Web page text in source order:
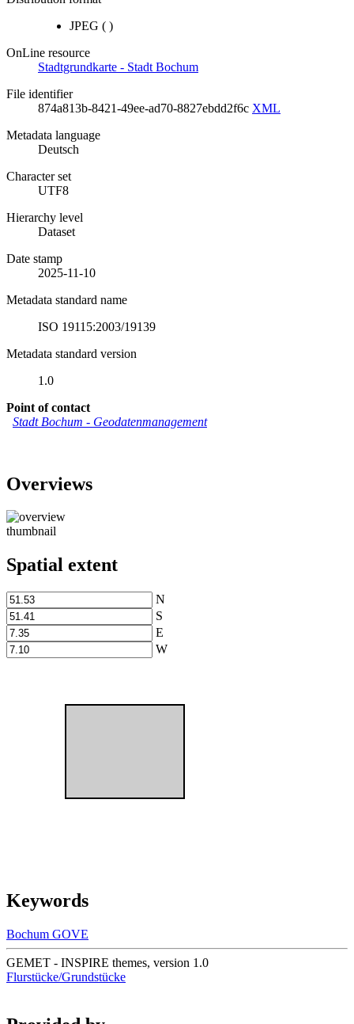
JPEG ( )
OnLine resource
Stadtgrundkarte - Stadt Bochum
File identifier
874a813b-8421-49ee-ad70-8827ebdd2f6c XML
Metadata language
Deutsch
Character set
UTF8
Hierarchy level
Dataset
Date stamp
2025-11-10
Metadata standard name
ISO 19115:2003/19139
Metadata standard version
1.0
Point of contact
Stadt Bochum - Geodatenmanagement
Overviews
thumbnail
Spatial extent
N
S
E
W
Keywords
Bochum GOVE
GEMET - INSPIRE themes, version 1.0
Flurstücke/Grundstücke